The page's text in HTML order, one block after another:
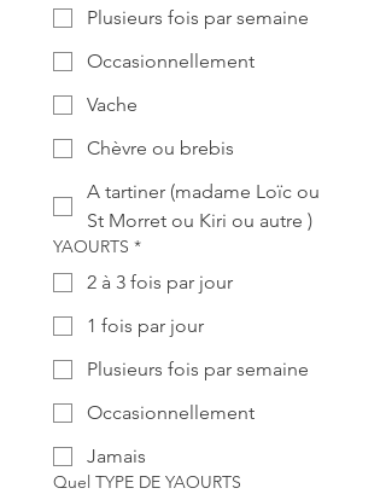
Plusieurs fois par semaine
Occasionnellement
Vache
Chèvre ou brebis
A tartiner (madame Loïc ou
St Morret ou Kiri ou autre )
YAOURTS *
2 à 3 fois par jour
1 fois par jour
Plusieurs fois par semaine
Occasionnellement
Jamais
Quel TYPE DE YAOURTS